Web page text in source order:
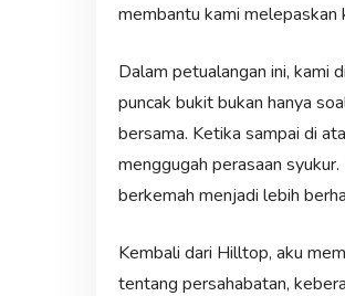
membantu kami melepaskan
Dalam petualangan ini, kami
puncak bukit bukan hanya
bersama. Ketika sampai di
menggugah perasaan
berkemah menjadi lebih
Kembali dari Hilltop, aku
tentang persahabatan,